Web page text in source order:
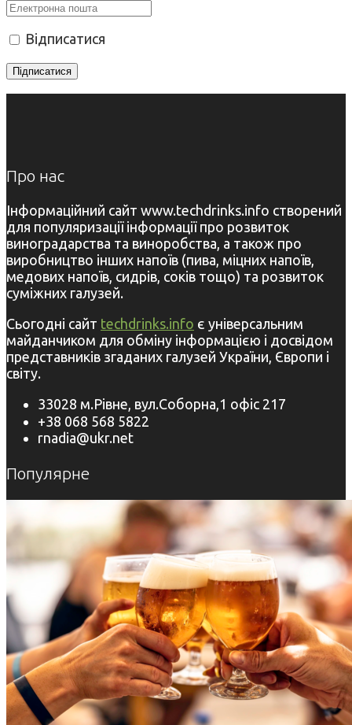
Відписатися
Про нас
Інформаційний сайт www.techdrinks.info створений
для популяризації інформації про розвиток
виноградарства та виноробства, а також про
виробництво інших напоїв (пива, міцних напоїв,
медових напоїв, сидрів, соків тощо) та розвиток
суміжних галузей.
Сьогодні сайт techdrinks.info є універсальним
майданчиком для обміну інформацією і досвідом
представників згаданих галузей України, Європи і
світу.
33028 м.Рівне, вул.Соборна,1 офіс 217
+38 068 568 5822
rnadia@ukr.net
Популярне